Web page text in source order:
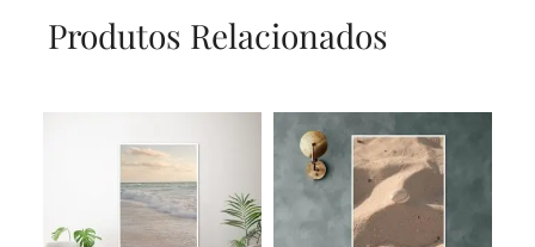
Produtos Relacionados